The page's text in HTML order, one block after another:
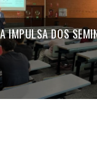
IMPULSA DOS